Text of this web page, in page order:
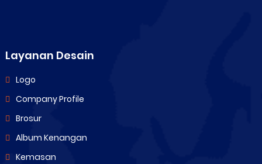
Layanan Desain
Logo
Company Profile
Brosur
Album Kenangan
Kemasan